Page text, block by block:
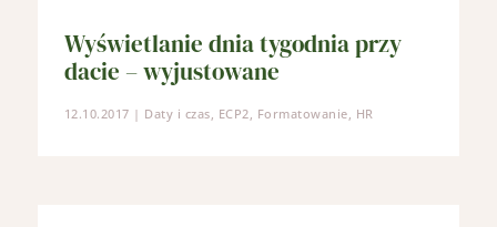
Wyświetlanie dnia tygodnia przy
dacie – wyjustowane
12.10.2017 | Daty i czas ECP2 Formatowanie HR